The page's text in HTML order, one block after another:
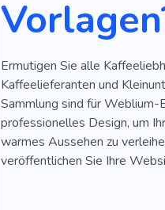
Ermutigen Sie alle
Kaffeelieferanten und
Sammlung sind für
professionelles Design, um
warmes Aussehen zu
veröffentlichen Sie Ihre